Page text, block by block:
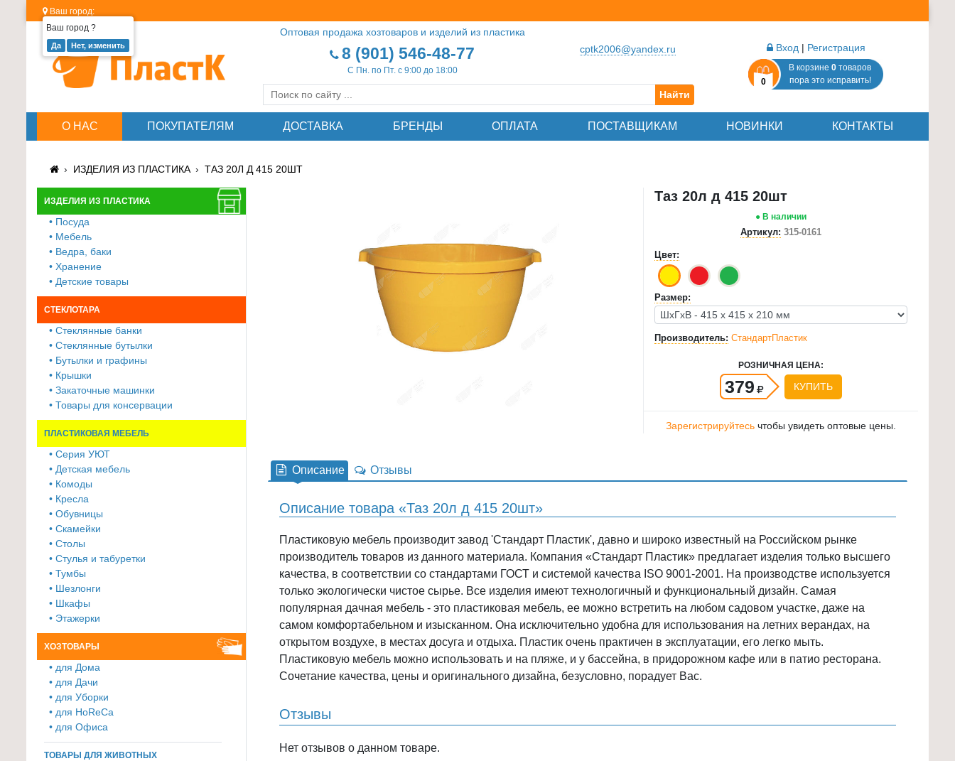
Ваш город:
Ваш город ? Оптовая продажа хозтоваров и изделий из пластика
8 (901) 546-48-77
С Пн. по Пт. с 9:00 до 18:00
cptk2006@yandex.ru
Найти
Вход | Регистрация
0
В корзине0 товаров
пора это исправить!
О НАС ПОКУПАТЕЛЯМ ДОСТАВКА БРЕНДЫ ОПЛАТА ПОСТАВЩИКАМ НОВИНКИ КОНТАКТЫ
ИЗДЕЛИЯ ИЗ ПЛАСТИКА ТАЗ 20Л Д 415 20ШТ
ИЗДЕЛИЯ ИЗ ПЛАСТИКА
• Посуда
• Мебель
• Ведра, баки
• Хранение
• Детские товары
СТЕКЛОТАРА
• Стеклянные банки
• Стеклянные бутылки
• Бутылки и графины
• Крышки
• Закаточные машинки
• Товары для консервации
ПЛАСТИКОВАЯ МЕБЕЛЬ
• Серия УЮТ
• Детская мебель
• Комоды
• Кресла
• Обувницы
• Скамейки
• Столы
• Стулья и табуретки
• Тумбы
• Шезлонги
• Шкафы
• Этажерки
ХОЗТОВАРЫ
• для Дома
• для Дачи
• для Уборки
• для HoReCa
• для Офиса
ТОВАРЫ ДЛЯ ЖИВОТНЫХ
Таз 20л д 415 20шт
● В наличии
Артикул: 315-0161
Цвет:
Размер:
Производитель: СтандартПластик
РОЗНИЧНАЯ ЦЕНА:
379 КУПИТЬ
Зарегистрируйтесьчтобы увидеть оптовые цены.
Описание Отзывы
Описание товара «Таз 20л д 415 20шт»
Пластиковую мебель производит завод 'Стандарт Пластик', давно и широко известный на Российском рынке
производитель товаров из данного материала. Компания «Стандарт Пластик» предлагает изделия только высшего
качества, в соответствии со стандартами ГОСТ и системой качества ISO 9001-2001. На производстве используется
только экологически чистое сырье. Все изделия имеют технологичный и функциональный дизайн. Самая
популярная дачная мебель - это пластиковая мебель, ее можно встретить на любом садовом участке, даже на
самом комфортабельном и изысканном. Она исключительно удобна для использования на летних верандах, на
открытом воздухе, в местах досуга и отдыха. Пластик очень практичен в эксплуатации, его легко мыть.
Пластиковую мебель можно использовать и на пляже, и у бассейна, в придорожном кафе или в патио ресторана.
Сочетание качества, цены и оригинального дизайна, безусловно, порадует Вас.
Отзывы
Нет отзывов о данном товаре.
Изделия
пластика
≡
Пластиковая
мебель
Хозтовары
≡
Товары
животных
Товары
Туризм
отдых
Посуда
товары
Товары